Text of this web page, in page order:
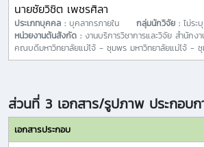
นายชัยวิชิต เพชรศิลา
ประเภทบุคคล : บุคลากรภายใน กลุ่มนักวิจัย : ไม่ระบุ
หน่วยงานต้นสังกัด : งานบริการวิชาการและวิจัย สำนักง
คณบดีมหาวิทยาลัยแม่โจ้ - ชุมพร มหาวิทยาลัยแม่โจ้ -
ส่วนที่ 3 เอกสาร/รูปภาพ ประกอบก
เอกสารประกอบ